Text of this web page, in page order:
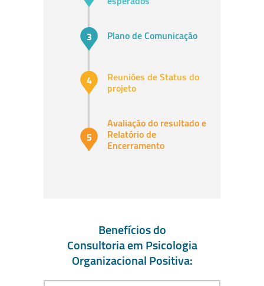
Plano de Comunicação
Reuniões de Status do
projeto
Avaliação do resultado e
Relatório de
Encerramento
Benefícios do
Consultoria em Psicologia
Organizacional Positiva: